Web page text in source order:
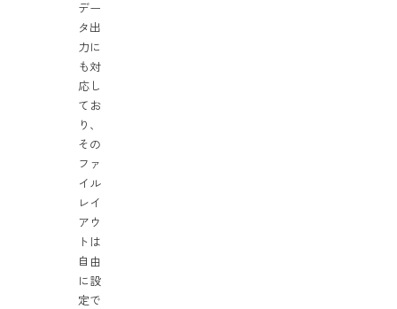
デー
タ出
力に
も対
応し
てお
り、
その
ファ
イル
レイ
アウ
トは
自由
に設
定で